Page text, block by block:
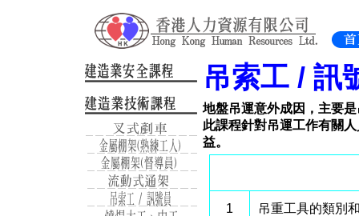
吊索工 / 訊
地盤吊運意外成因，主要
此課程針對吊運工作有關
益。
1 吊重工具的類別